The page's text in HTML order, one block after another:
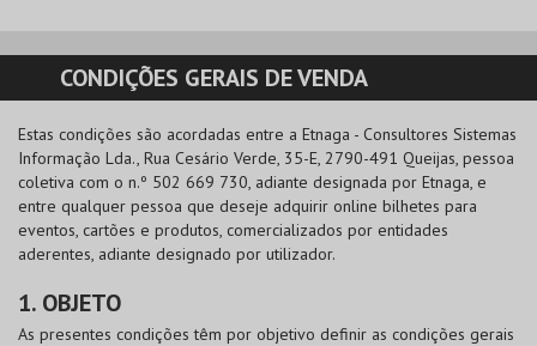
CARRINHO
EVENTOS
CARTÕES
PRODUTOS
CONDIÇÕES GERAIS DE VENDA
Estas condições são acordadas entre a Etnaga - Consultores Sistemas
Informação Lda., Rua Cesário Verde, 35-E, 2790-491 Queijas, pessoa
coletiva com o n.º 502 669 730, adiante designada por Etnaga, e
entre qualquer pessoa que deseje adquirir online bilhetes para
eventos, cartões e produtos, comercializados por entidades
aderentes, adiante designado por utilizador.
1. OBJETO
As presentes condições têm por objetivo definir as condições gerais